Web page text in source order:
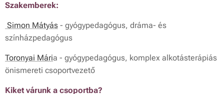
Szakemberek:
Simon Mátyás - gyógypedagógus, dráma- és
színházpedagógus
Toronyai Mária - gyógypedagógus, komplex alkotásterápiás
önismereti csoportvezető
Kiket várunk a csoportba?